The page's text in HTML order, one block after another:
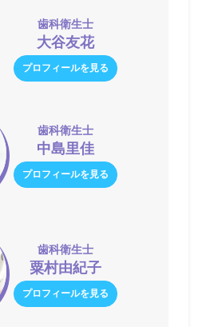
歯科衛生士
大谷友花
プロフィールを見る
歯科衛生士
中島里佳
プロフィールを見る
歯科衛生士
粟村由紀子
プロフィールを見る